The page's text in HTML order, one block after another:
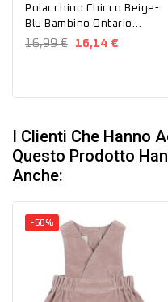
Polacchino Chicco Beige-
Blu Bambino Ontario
01071044000000
16,99 € 16,14 €
I Clienti Che Hanno
Questo Prodotto
Anche:
-50%